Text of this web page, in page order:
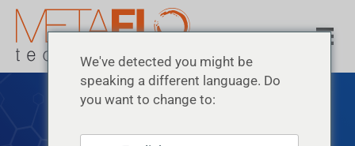
We've detected you might be
speaking a different language. Do
you want to change to: